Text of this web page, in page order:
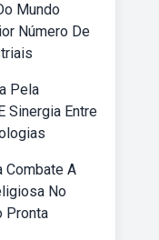
Mundo
Número De
Pela
Sinergia Entre
Combate A
No
Pronta